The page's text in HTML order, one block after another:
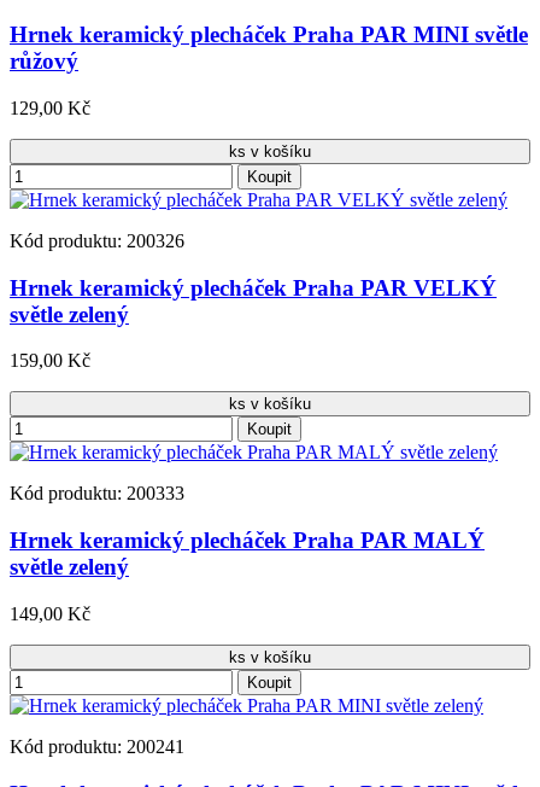
Hrnek keramický plecháček Praha PAR MINI světle
růžový
129,00 Kč
ks v košíku
Koupit
Kód produktu: 200326
Hrnek keramický plecháček Praha PAR VELKÝ
světle zelený
159,00 Kč
ks v košíku
Koupit
Kód produktu: 200333
Hrnek keramický plecháček Praha PAR MALÝ
světle zelený
149,00 Kč
ks v košíku
Koupit
Kód produktu: 200241